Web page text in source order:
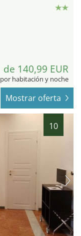
de 140,99 EUR
por habitación y noche
Mostrar oferta
10